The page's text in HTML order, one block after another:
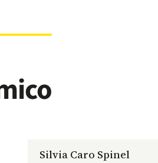
Silvia Caro Spinel